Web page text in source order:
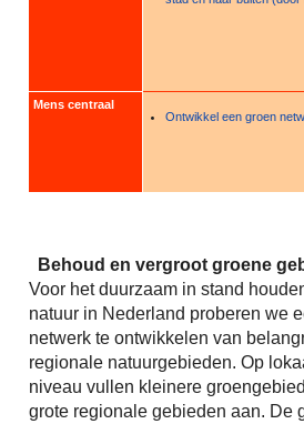
Mens centraal
Ontwikkel een groen
Behoud en vergroot groene
Voor het duurzaam in stand
natuur in Nederland proberen we
netwerk te ontwikkelen van
regionale natuurgebieden. Op
niveau vullen kleinere
grote regionale gebieden aan. De